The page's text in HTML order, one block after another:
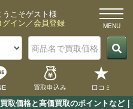
取価格と高価買取のポイントなど
うこそゲスト様
グイン／会員登録
買取申込み 口コミ